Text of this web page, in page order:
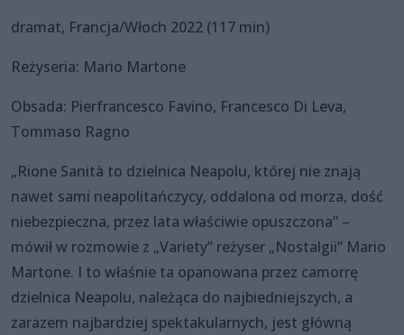
dramat, Francja/Włoch 2022 (117 min)
Reżyseria: Mario Martone
Obsada: Pierfrancesco Favino, Francesco Di Leva,
Tommaso Ragno
„Rione Sanità to dzielnica Neapolu, której nie znają
nawet sami neapolitańczycy, oddalona od morza, dość
niebezpieczna, przez lata właściwie opuszczona” –
mówił w rozmowie z „Variety” reżyser „Nostalgii” Mario
Martone. I to właśnie ta opanowana przez camorrę
dzielnica Neapolu, należąca do najbiedniejszych, a
zarazem najbardziej spektakularnych, jest główną